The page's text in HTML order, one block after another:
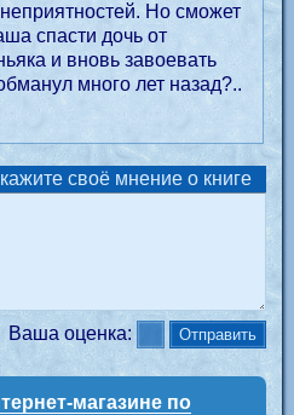
Но сможет
спасти дочь от
и вновь завоевать
много лет назад?..
своё мнение о книге
Ваша оценка:
магазине по